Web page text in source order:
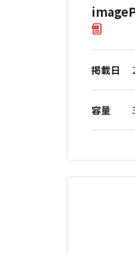
掲載日
容量